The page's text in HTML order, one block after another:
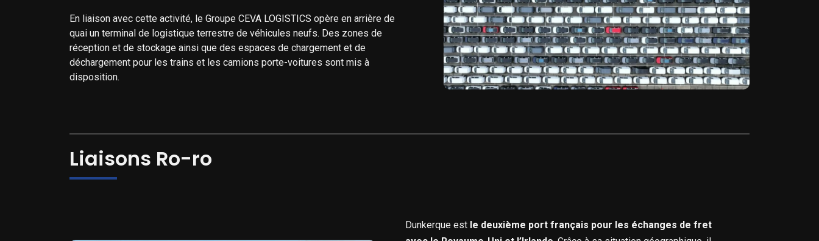
En liaison avec cette activité, le Groupe CEVA LOGISTICS opère en arrière de
quai un terminal de logistique terrestre de véhicules neufs. Des zones de
réception et de stockage ainsi que des espaces de chargement et de
déchargement pour les trains et les camions porte-voitures sont mis à
disposition.
Liaisons Ro-ro
Dunkerque est le deuxième port français pour les échanges de fret